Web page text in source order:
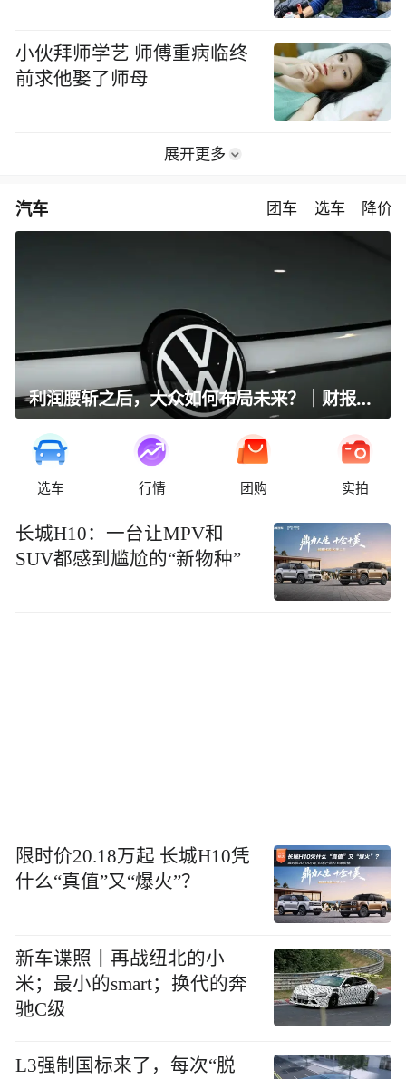
小伙拜师学艺 师傅重病临终
前求他娶了师母
展开更多
汽车 团车 选车 降价
利润腰斩之后，大众如何布局未来？｜财报全视角
选车 行情 团购 实拍
长城H10：一台让MPV和
SUV都感到尴尬的“新物种”
限时价20.18万起 长城H10凭
什么“真值”又“爆火”？
新车谍照丨再战纽北的小
米；最小的smart；换代的奔
驰C级
L3强制国标来了，每次“脱